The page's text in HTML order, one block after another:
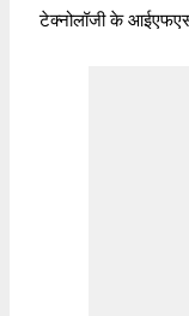
टेक्नोलॉजी के